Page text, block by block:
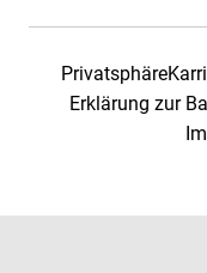
Privatsphäre
Erklärung zur